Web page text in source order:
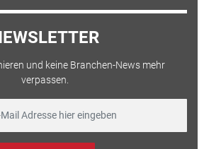
und keine Branchen-News mehr
verpassen.